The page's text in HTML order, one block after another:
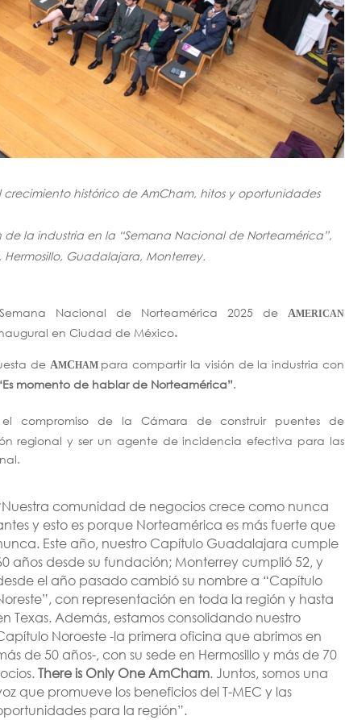
histórico de AmCham, hitos y oportunidades
de la industria en la “Semana Nacional de Norteamérica”,
Guadalajara, Monterrey.
Nacional de Norteamérica 2025 deAMERICAN
en Ciudad de México.
de AMCHAM para compartir la visión de la industria con
momento de hablar de Norteamérica”.
compromiso de la Cámara de construir puentes de
regional y ser un agente de incidencia efectiva para las
comunidad de negocios crece como nunca
y esto es porque Norteamérica es más fuerte que
Este año, nuestro Capítulo Guadalajara cumple
años desde su fundación; Monterrey cumplió 52, y
el año pasado cambió su nombre a “Capítulo
con representación en toda la región y hasta
Texas. Además, estamos consolidando nuestro
Noroeste -la primera oficina que abrimos en
de 50 años-, con su sede en Hermosillo y más de 70
There is Only One AmCham. Juntos, somos una
que promueve los beneficios del T-MEC y las
para la región”.